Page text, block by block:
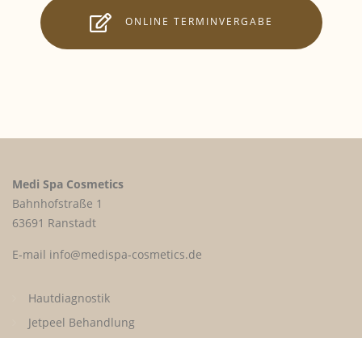
ONLINE TERMINVERGABE
Medi Spa Cosmetics
Bahnhofstraße 1
63691 Ranstadt
E-mail info@medispa-cosmetics.de
Hautdiagnostik
Jetpeel Behandlung